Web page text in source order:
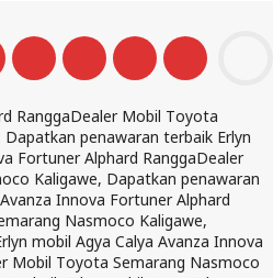
RanggaDealer Mobil Toyota
penawaran terbaik Erlyn
Fortuner Alphard RanggaDealer
Kaligawe, Dapatkan penawaran
Innova Fortuner Alphard
Nasmoco Kaligawe,
mobil Agya Calya Avanza Innova
Mobil Toyota Semarang Nasmoco